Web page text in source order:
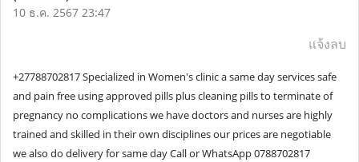
10 ธ.ค. 2567 23:47
แจ้งลบ
+27788702817 Specialized in Women's clinic a same day services safe
and pain free using approved pills plus cleaning pills to terminate of
pregnancy no complications we have doctors and nurses are highly
trained and skilled in their own disciplines our prices are negotiable
we also do delivery for same day Call or WhatsApp 0788702817